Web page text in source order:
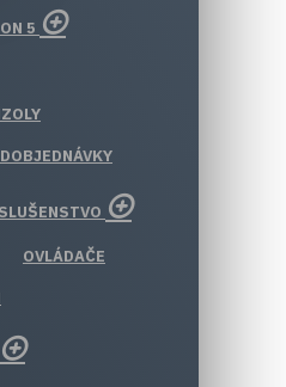
5
OVLÁDAČE